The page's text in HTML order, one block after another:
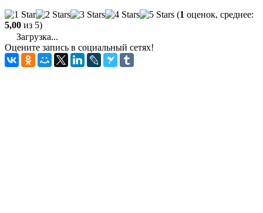
(1 оценок, среднее:
5,00 из 5)
Загрузка...
Оцените запись в социальный сетях!